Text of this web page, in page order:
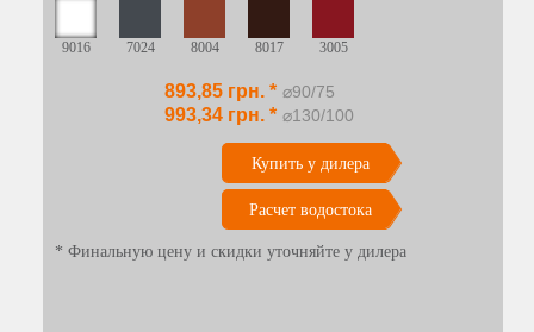
9016 7024 8004 8017 3005
893,85 грн. * ⌀90/75
993,34 грн. * ⌀130/100
Купить у дилера
Расчет водостока
* Финальную цену и скидки уточняйте у дилера